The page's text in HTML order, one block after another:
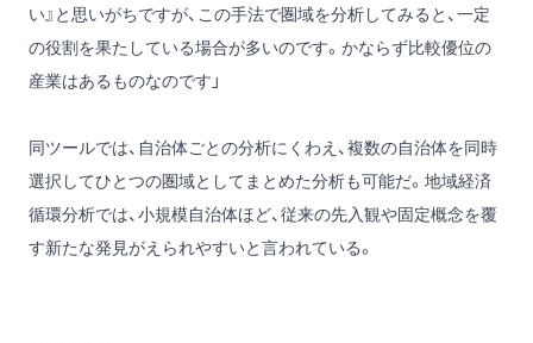
い』と思いがちですが、この手法で圏域を分析してみると、一定
の役割を果たしている場合が多いのです。かならず比較優位の
産業はあるものなのです」
同ツールでは、自治体ごとの分析にくわえ、複数の自治体を同時
選択してひとつの圏域としてまとめた分析も可能だ。地域経済
循環分析では、小規模自治体ほど、従来の先入観や固定概念を覆
す新たな発見がえられやすいと言われている。